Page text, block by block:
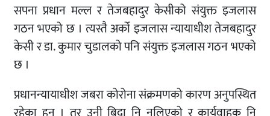
सपना प्रधान मल्ल र तेजबहादुर केसीको संयुक्त इजलास
गठन भएको छ । त्यस्तै अर्को इजलास न्यायाधीश तेजबहादुर
केसी र डा. कुमार चुडालको पनि संयुक्त इजलास गठन भएको
छ ।
प्रधानन्यायाधीश जबरा कोरोना संक्रमणको कारण अनुपस्थित